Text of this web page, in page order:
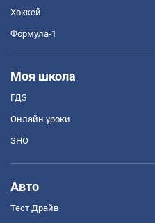
Хоккей
Формула-1
Моя школа
ГДЗ
Онлайн уроки
ЗНО
Авто
Тест Драйв